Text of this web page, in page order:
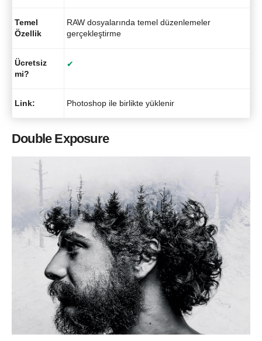
Temel
Özellik
RAW dosyalarında temel düzenlemeler
gerçekleştirme
Ücretsiz
mi?
✔
Link: Photoshop ile birlikte yüklenir
Double Exposure